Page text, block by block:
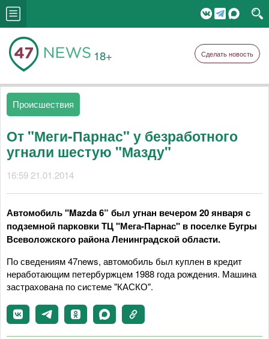
18+ Сделать новость
Происшествия
От "Меги-Парнас" у безработного
угнали шестую "Мазду"
16:59 21.01.2014
Автомобиль "Mazda 6” был угнан вечером 20 января с
подземной парковки ТЦ "Мега-Парнас" в поселке Бугры
Всеволожского района Ленинградской области.
По сведениям 47news, автомобиль был куплен в кредит
неработающим петербуржцем 1988 года рождения. Машина
застрахована по системе "КАСКО".